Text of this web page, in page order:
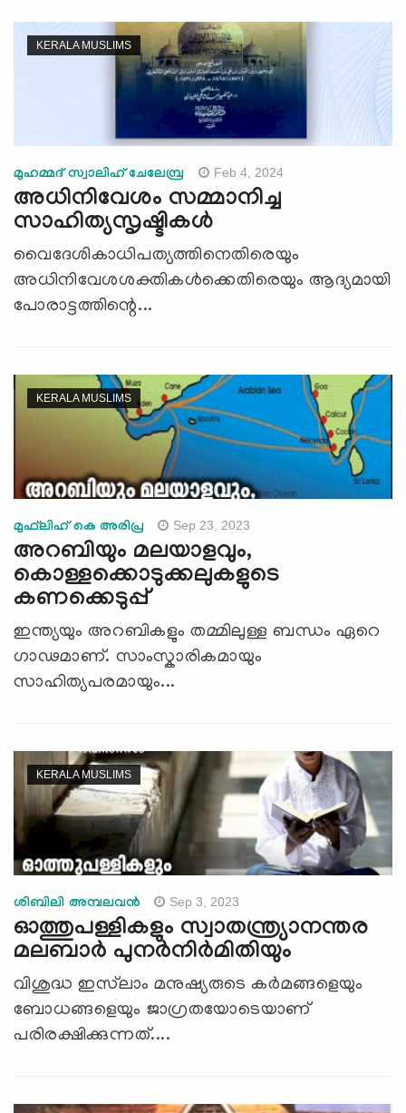
KERALA MUSLIMS
മുഹമ്മദ്‌ സ്വാലിഹ് ചേലേമ്പ്ര Feb 4, 2024
അധിനിവേശം സമ്മാനിച്ച
സാഹിത്യസൃഷ്ടികള്‍
വൈദേശികാധിപത്യത്തിനെതിരെയും
അധിനിവേശശക്തികള്‍ക്കെതിരെയും ആദ്യമായി
പോരാട്ടത്തിന്റെ...
KERALA MUSLIMS
മുഫ്‍ലിഹ് കെ അരിപ്ര Sep 23, 2023
അറബിയും മലയാളവും,
കൊള്ളക്കൊടുക്കലുകളുടെ
കണക്കെടുപ്പ്
ഇന്ത്യയും അറബികളും തമ്മിലുള്ള ബന്ധം ഏറെ
ഗാഢമാണ്. സാംസ്കാരികമായും
സാഹിത്യപരമായും...
KERALA MUSLIMS
ശിബിലി അമ്പലവൻ Sep 3, 2023
ഓത്തുപള്ളികളും സ്വാതന്ത്ര്യാനന്തര
മലബാർ പുനർനിർമിതിയും
വിശുദ്ധ ഇസ്‍ലാം മനുഷ്യരുടെ കർമങ്ങളെയും
ബോധങ്ങളെയും ജാഗ്രതയോടെയാണ്
പരിരക്ഷിക്കുന്നത്....